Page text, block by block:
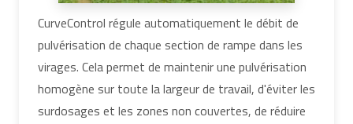
CurveControl régule automatiquement le débit de
pulvérisation de chaque section de rampe dans les
virages. Cela permet de maintenir une pulvérisation
homogène sur toute la largeur de travail, d'éviter les
surdosages et les zones non couvertes, de réduire